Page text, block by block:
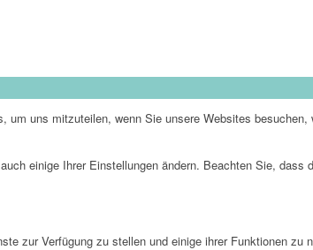
uns mitzuteilen, wenn Sie unsere Websites
einige Ihrer Einstellungen ändern. Beachten Sie,
zur Verfügung zu stellen und einige ihrer Funktionen zu